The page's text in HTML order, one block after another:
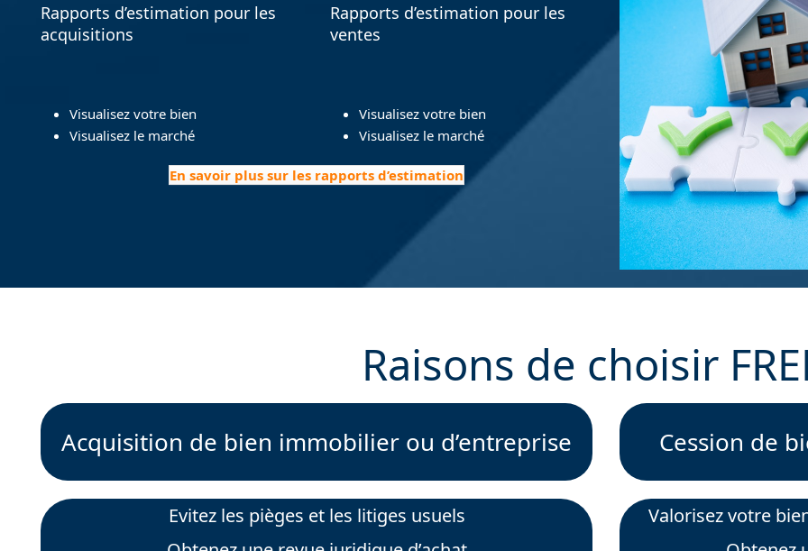
Rapports d’estimation pour les
acquisitions
Visualisez votre bien
Visualisez le marché
Rapports d’estimation pour les
ventes
Visualisez votre bien
Visualisez le marché
En savoir plus sur les rapports d’estimation
Raisons de choisir
Acquisition de bien immobilier ou d’entreprise
Evitez les pièges et les litiges usuels
Cession de
Valorisez votre